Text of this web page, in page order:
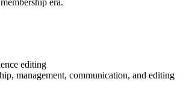
era.
editing
management, communication, and editing